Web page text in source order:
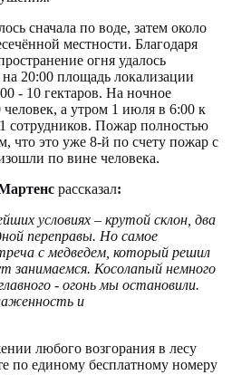
сначала по воде, затем около
местности. Благодаря
огня удалось
20:00 площадь локализации
- 10 гектаров. На ночное
человек, а утром 1 июля в 6:00 к
сотрудников. Пожар полностью
что это уже 8-й по счету пожар с
по вине человека.
рассказал:
условиях – крутой склон, два
переправы. Но самое
с медведем, который решил
занимаемся. Косолапый немного
- огонь мы остановили.
и
любого возгорания в лесу
по единому бесплатному номеру